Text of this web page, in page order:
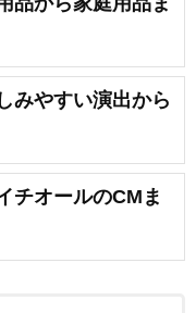
みやすい演出から
チオールのCMま